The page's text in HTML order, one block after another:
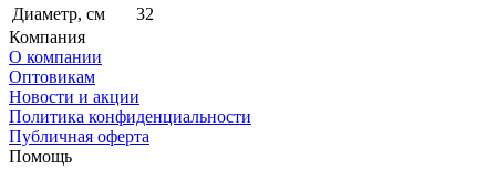
Диаметр, см
32
Компания
О компании
Оптовикам
Новости и акции
Политика конфиденциальности
Публичная оферта
Помощь